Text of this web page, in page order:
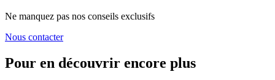
Ne manquez pas nos conseils exclusifs
Nous contacter
Pour en découvrir encore plus